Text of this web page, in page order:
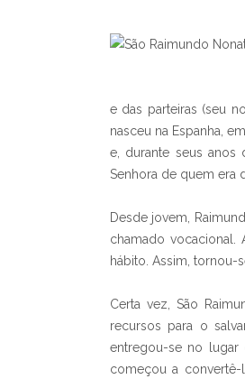
e das parteiras (seu
nasceu na Espanha,
e, durante seus anos
Senhora de quem era
Desde jovem,
chamado vocacional.
hábito. Assim, tornou-
Certa vez, São
recursos para o
entregou-se no lugar
começou a